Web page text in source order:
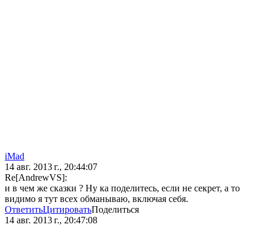
iMad
14 авг. 2013 г., 20:44:07
Re[AndrewVS]:
и в чем же сказки ? Ну ка поделитесь, если не секрет, а то
видимо я тут всех обманываю, включая себя.
ОтветитьЦитироватьПоделиться
14 авг. 2013 г., 20:47:08